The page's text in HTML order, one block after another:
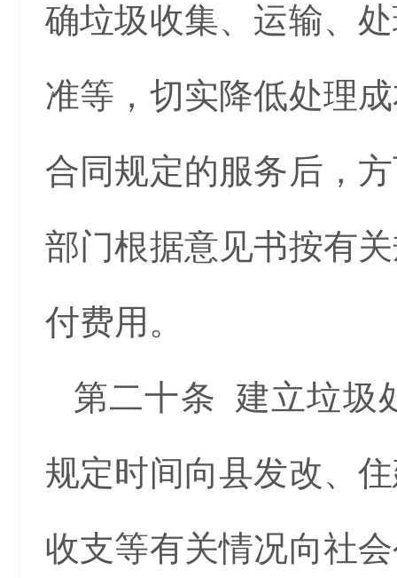
确垃圾收集、运输、
准等，切实降低处理
合同规定的服务后，
部门根据意见书按有
付费用。
第二十条 建立垃圾
规定时间向县发改、
收支等有关情况向社